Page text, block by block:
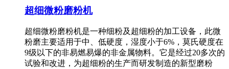
超细微粉磨粉机
超细微粉磨粉机是一种细粉及超细粉的加工设备，此微
粉磨主要适用于中、低硬度，湿度小于6%，莫氏硬度在
9级以下的非易燃易爆的非金属物料。它是经过20多次的
试验和改进，为超细粉的生产而研发制造的新型磨粉